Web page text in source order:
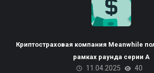
Криптостраховая компания Meanwhile
рамках раунда серии А
11.04.2025 40